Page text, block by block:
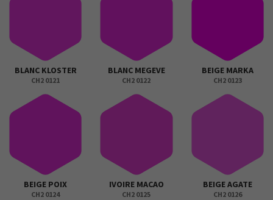
BLANC KLOSTER
CH2 0121
BLANC MEGEVE
CH2 0122
BEIGE MARKA
CH2 0123
BEIGE POIX
CH2 0124
IVOIRE MACAO
CH2 0125
BEIGE AGATE
CH2 0126